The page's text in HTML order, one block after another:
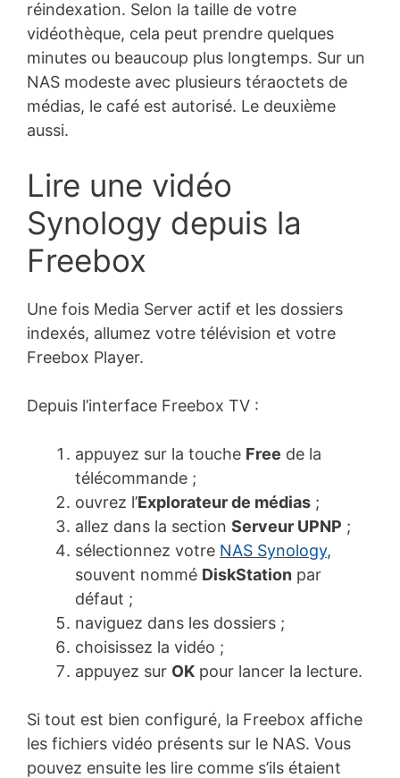
réindexation. Selon la taille de votre
vidéothèque, cela peut prendre quelques
minutes ou beaucoup plus longtemps. Sur un
NAS modeste avec plusieurs téraoctets de
médias, le café est autorisé. Le deuxième
aussi.
Lire une vidéo
Synology depuis la
Freebox
Une fois Media Server actif et les dossiers
indexés, allumez votre télévision et votre
Freebox Player.
Depuis l’interface Freebox TV :
appuyez sur la touche Free de la
télécommande ;
ouvrez l’Explorateur de médias ;
allez dans la section Serveur UPNP ;
sélectionnez votre NAS Synology,
souvent nommé DiskStation par
défaut ;
naviguez dans les dossiers ;
choisissez la vidéo ;
appuyez sur OK pour lancer la lecture.
Si tout est bien configuré, la Freebox affiche
les fichiers vidéo présents sur le NAS. Vous
pouvez ensuite les lire comme s’ils étaient